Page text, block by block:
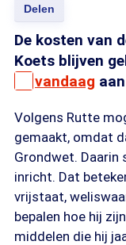
Delen
De kosten van
Koets blijven
vandaag
Volgens Rutte
gemaakt, omdat
Grondwet. Daarin
inricht. Dat
vrijstaat,
bepalen hoe hij
middelen die hij